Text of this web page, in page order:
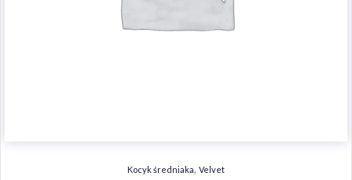
Kocyk średniaka, Velvet